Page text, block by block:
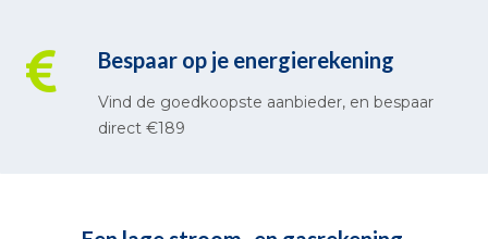
Bespaar op je energierekening
Vind de goedkoopste aanbieder, en bespaar
direct €189